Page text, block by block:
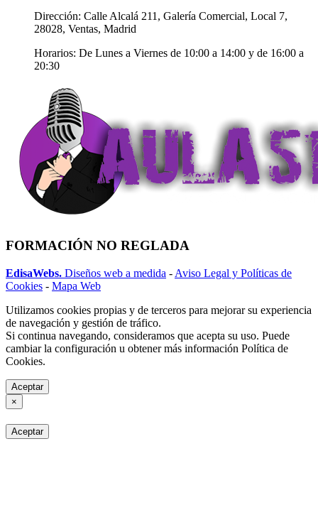
Dirección: Calle Alcalá 211, Galería Comercial, Local 7,
28028, Ventas, Madrid
Horarios: De Lunes a Viernes de 10:00 a 14:00 y de 16:00 a
20:30
FORMACIÓN NO REGLADA
EdisaWebs. Diseños web a medida - Aviso Legal y Políticas de
Cookies - Mapa Web
Utilizamos cookies propias y de terceros para mejorar su experiencia
de navegación y gestión de tráfico.
Si continua navegando, consideramos que acepta su uso. Puede
cambiar la configuración u obtener más información Política de
Cookies.
Aceptar
×
Aceptar